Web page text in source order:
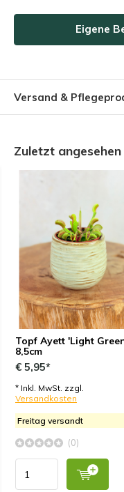
Eigene
Versand &
Zuletzt angesehen
Topf Ayett 'Light
8,5cm
€ 5,95*
* Inkl. MwSt. zzgl.
Versandkosten
Freitag versandt
(0)